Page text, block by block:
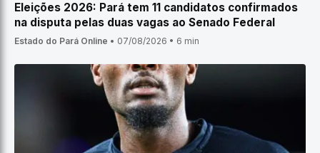
Eleições 2026: Pará tem 11 candidatos confirmados
na disputa pelas duas vagas ao Senado Federal
Estado do Pará Online • 07/08/2026 • 6 min